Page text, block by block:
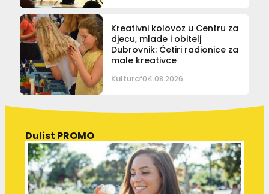
Kreativni kolovoz u Centru za
djecu, mlade i obitelj
Dubrovnik: Četiri radionice za
male kreativce
Kultura 04.08.2026
Dulist PROMO